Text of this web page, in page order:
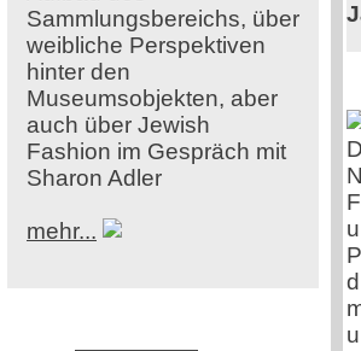
Sammlungsbereichs, über
weibliche Perspektiven
hinter den
Museumsobjekten, aber
auch über Jewish
Fashion im Gespräch mit
Sharon Adler
mehr...